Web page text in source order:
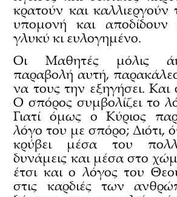
κρατούν και
υπομονή και
γλυκύ κι ευλογημένο.
Οι Μαθητές μόλις
παραβολή αυτή,
να τους την εξηγήσει. Και
Ο σπόρος συμβολίζει το
Γιατί όμως ο Κύριος
λόγο του με σπόρο; Διότι,
κρύβει μέσα του
δυνάμεις και μέσα στο
έτσι και ο λόγος του
στις καρδιές των